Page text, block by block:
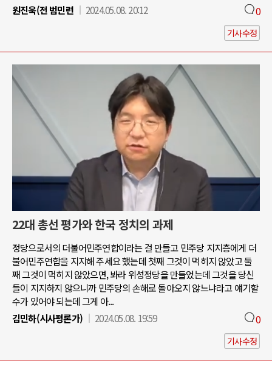
원진욱(전 범민련
2024.05.08. 20:12 0
기사수정
22대 총선 평가와 한국 정치의 과제
정당으로서의 더불어민주연합이라는 걸 만들고 민주당 지지층에게 더
불어민주연합을 지지해 주세요 했는데 첫째 그것이 먹히지 않았고 둘
째 그것이 먹히지 않았으면, 봐라 위성정당을 만들었는데 그것을 당신
들이 지지하지 않으니까 민주당의 손해로 돌아오지 않느냐라고 얘기할
수가 있어야 되는데 그게 아...
김민하(시사평론가)
2024.05.08. 19:59 0
기사수정